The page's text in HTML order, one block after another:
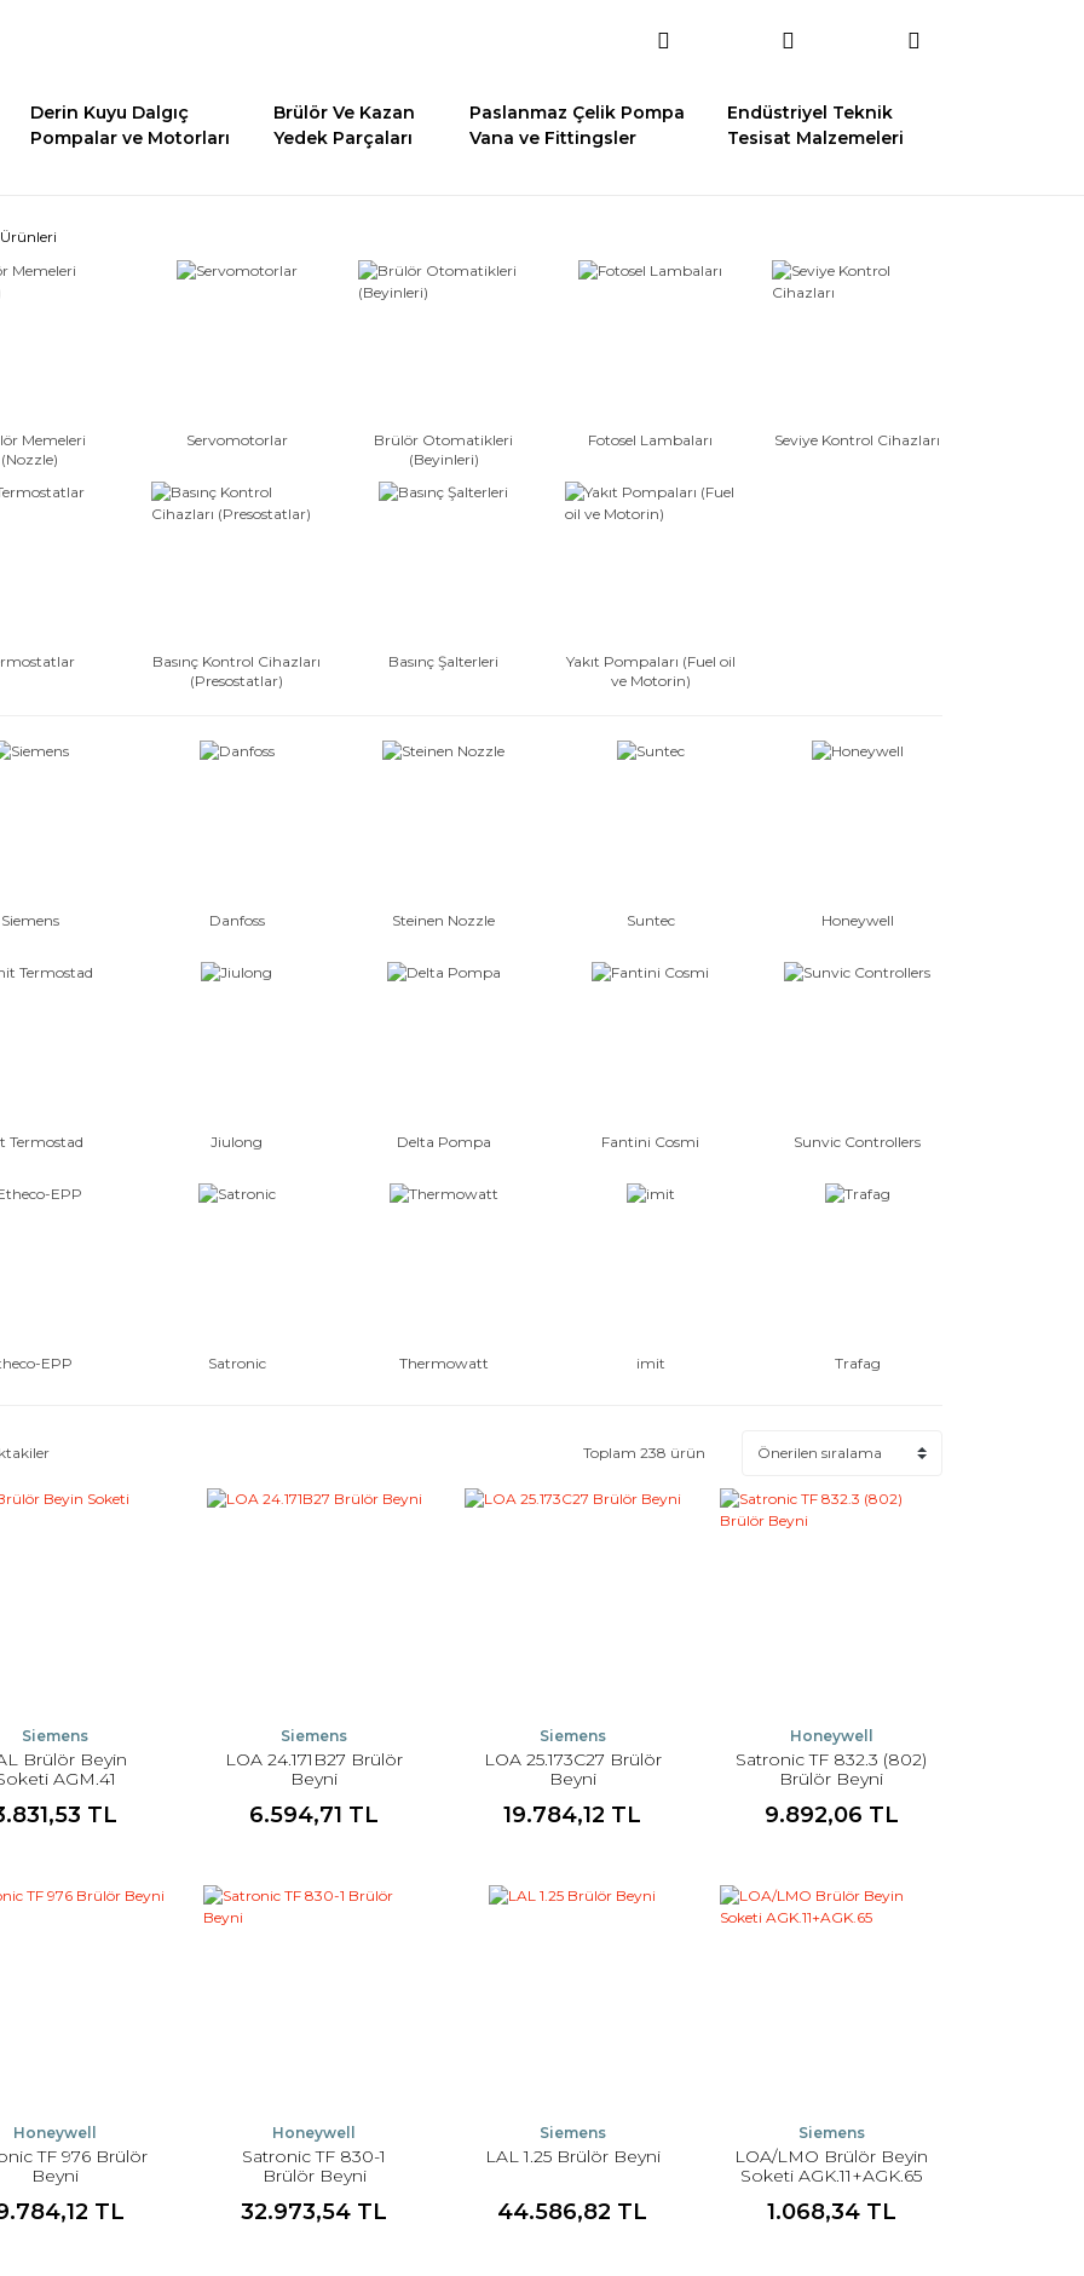
Derin Kuyu Dalgıç
Pompalar ve Motorları
Brülör Ve Kazan
Yedek Parçaları
Paslanmaz Çelik Pompa
Vana ve Fittingsler
Endüstriyel Teknik
Tesisat Malzemeleri
Memeleri
(Nozzle)
Servomotorlar
Brülör Otomatikleri
(Beyinleri)
Fotosel Lambaları Seviye Kontrol Cihazları
Basınç Kontrol Cihazları
(Presostatlar)
Basınç Şalterleri
Yakıt Pompaları (Fuel oil
ve Motorin)
Siemens Danfoss Steinen Nozzle Suntec Honeywell
Termostad Jiulong Delta Pompa Fantini Cosmi Sunvic Controllers
EPP Satronic Thermowatt imit Trafag
Toplam 238 ürün
Siemens
Brülör Beyin
AGM.41
TL
Siemens
LOA 24.171B27 Brülör
Beyni
6.594,71 TL
Siemens
LOA 25.173C27 Brülör
Beyni
19.784,12 TL
Honeywell
Satronic TF 832.3 (802)
Brülör Beyni
9.892,06 TL
Honeywell
TF 976 Brülör
Beyni
TL
Honeywell
Satronic TF 830-1
Brülör Beyni
32.973,54 TL
Siemens
LAL 1.25 Brülör Beyni
44.586,82 TL
Siemens
LOA/LMO Brülör Beyin
Soketi AGK.11+AGK.65
1.068,34 TL